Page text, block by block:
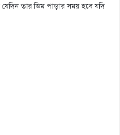
তার ডিম পাড়ার সময় হবে যদি